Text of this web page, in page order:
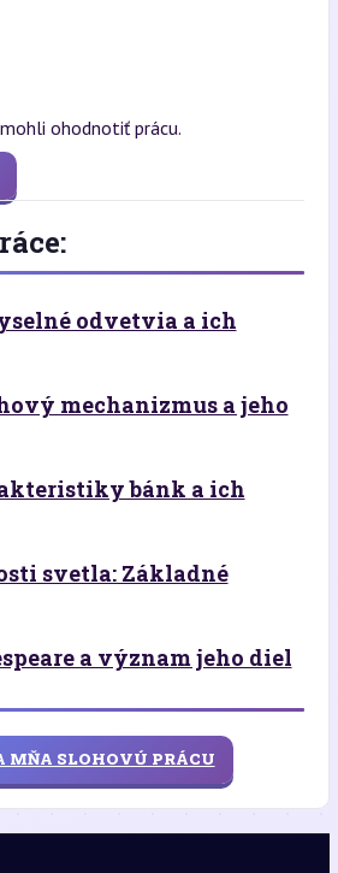
ohodnotiť prácu.
odvetvia a ich
mechanizmus a jeho
bánk a ich
svetla: Základné
a význam jeho diel
MŇA SLOHOVÚ PRÁCU